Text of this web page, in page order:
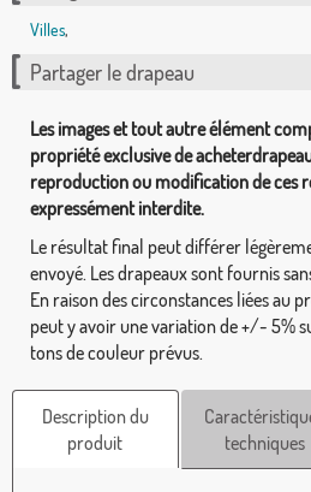
Villes,
Partager le drapeau
Les images et tout autre élément
propriété exclusive de
reproduction ou modification de ces
expressément interdite.
Le résultat final peut différer
envoyé. Les drapeaux sont fournis
En raison des circonstances liées au
peut y avoir une variation de +/- 5%
tons de couleur prévus.
Description du
produit
techniques